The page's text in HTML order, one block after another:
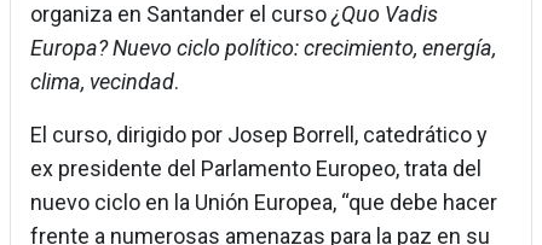
organiza en Santander el curso¿Quo Vadis
Europa? Nuevo ciclo político: crecimiento, energía,
clima, vecindad.
El curso, dirigido por Josep Borrell, catedrático y
ex presidente del Parlamento Europeo, trata del
nuevo ciclo en la Unión Europea, “que debe hacer
frente a numerosas amenazas para la paz en su